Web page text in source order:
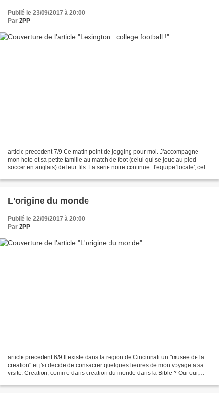
Publié le 23/09/2017 à 20:00
Par ZPP
article precedent 7/9 Ce matin point de jogging pour moi. J'accompagne
mon hote et sa petite famille au match de foot (celui qui se joue au pied,
soccer en anglais) de leur fils. La serie noire continue : l'equipe 'locale', celle
L'origine du monde
Publié le 22/09/2017 à 20:00
Par ZPP
article precedent 6/9 Il existe dans la region de Cincinnati un "musee de la
creation" et j'ai decide de consacrer quelques heures de mon voyage a sa
visite. Creation, comme dans creation du monde dans la Bible ? Oui oui,